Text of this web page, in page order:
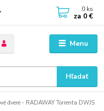
Menu
Hľadať
0 ks
za 0 €
dvere - RADAWAY Torrenta DWJS